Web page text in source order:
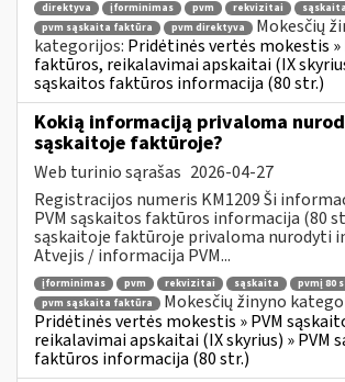
direktyva įforminimas pvm rekvizitai sąskaita
pvm sąskaita faktūra
pvm direktyva
Mokesčių
kategorijos: Pridėtinės vertės mokestis »
faktūros, reikalavimai apskaitai (IX
sąskaitos faktūros informacija (80 str.)
Kokią informaciją privaloma
sąskaitoje faktūroje?
Web turinio sąrašas 2026-04-27
Registracijos numeris KM1209 Ši
PVM sąskaitos faktūros informacija (80
sąskaitoje faktūroje privaloma nurodyti
Atvejis / informacija PVM...
įforminimas pvm rekvizitai sąskaita
pvmį 80
pvm sąskaita faktūra
Mokesčių žinyno
Pridėtinės vertės mokestis » PVM
reikalavimai apskaitai (IX skyrius) » PVM
faktūros informacija (80 str.)